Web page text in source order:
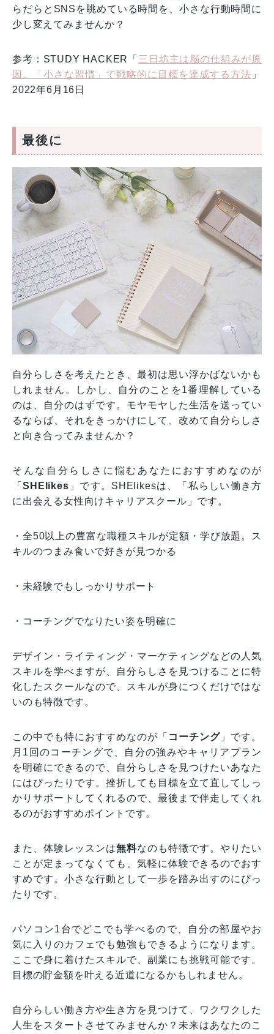
らだらとSNSを眺めている時間を、小さな行動時間に
少し変えてみませんか？
参考：STUDY HACKER「 三日坊主は脳の仕組みが原
因。「小さな習慣」で戦略的に目標を達成する方法 」
2022年6月16日
最後に
自分らしさを考えたとき、最初は思い浮かばないかも
しれません。しかし、自分のことを1番理解している
のは、自分のはずです。モヤモヤした生活を送ってい
るならば、それをきっかけにして、改めて自分らしさ
と向き合ってみませんか？
そんな自分らしさに悩むあなたにおすすめなのが
「SHElikes 」です。SHElikesは、「私らしい働き方
に出会える女性向けキャリアスクール」です。
・全50以上の豊富な職種スキルが定額・学び放題。ス
キルのつまみ食いで好きが見つかる
・未経験でもしっかりサポート
・コーチングでなりたい姿を明確に
デザイン・ライティング・マーケティングなどの人気
スキルを学べますが、自分らしさを見つけることに特
化したスクールなので、スキルが身につくだけではな
いのも特徴です。
この中でも特におすすめなのが「 コーチング 」です。
月1回のコーチングで、自分の強みやキャリアプラン
を明確にできるので、自分らしさを見つけたいあなた
にはぴったりです。挫折しても目標を立て直してしっ
かりサポートしてくれるので、最後まで伴走してくれ
るのがおすすめポイントです。
また、体験レッスンは無料なのも特徴です。やりたい
ことが定まってなくても、気軽に体験できるのでおす
すめです。小さな行動として一歩を踏み出すのにぴっ
たりです。
パソコン1台でどこでも学べるので、自分の部屋やお
気に入りのカフェでも勉強もできるようになります。
ここで身に着けたスキルで、副業にも挑戦可能です。
目標の貯金額を叶える近道になるかもしれません。
自分らしい働き方や生き方を見つけて、ワクワクした
人生をスタートさせてみませんか？未来はあなたのこ